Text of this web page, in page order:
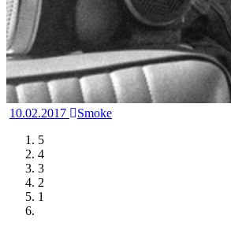
10.02.2017
Smoke
5
4
3
2
1